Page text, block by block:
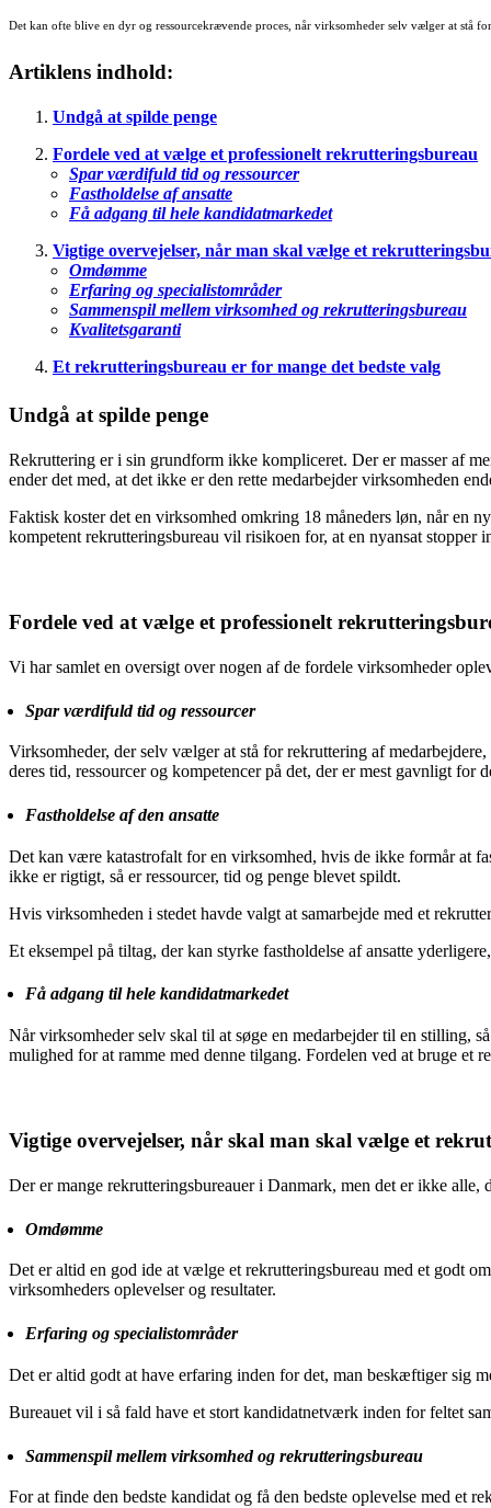
Det kan ofte blive en dyr og ressourcekrævende proces, når virksomheder selv vælger at stå
Artiklens indhold:
Undgå at spilde penge
Fordele ved at vælge et professionelt rekrutteringsbureau
Spar værdifuld tid og ressourcer
Fastholdelse af ansatte
Få adgang til hele kandidatmarkedet
Vigtige overvejelser, når man skal vælge et
Omdømme
Erfaring og specialistområder
Sammenspil mellem virksomhed og rekrutteringsbureau
Kvalitetsgaranti
Et rekrutteringsbureau er for mange det bedste valg
Undgå at spilde penge
Rekruttering er i sin grundform ikke kompliceret. Der er masser af
ender det med, at det ikke er den rette medarbejder virksomheden
Faktisk koster det en virksomhed omkring 18 måneders løn, når en
kompetent rekrutteringsbureau vil risikoen for, at en nyansat
Fordele ved at vælge et professionelt
Vi har samlet en oversigt over nogen af de fordele virksomheder
Spar værdifuld tid og ressourcer
Virksomheder, der selv vælger at stå for rekruttering af
deres tid, ressourcer og kompetencer på det, der er mest gavnligt for
Fastholdelse af den ansatte
Det kan være katastrofalt for en virksomhed, hvis de ikke formår at
ikke er rigtigt, så er ressourcer, tid og penge blevet spildt.
Hvis virksomheden i stedet havde valgt at samarbejde med et
Et eksempel på tiltag, der kan styrke fastholdelse af ansatte
Få adgang til hele kandidatmarkedet
Når virksomheder selv skal til at søge en medarbejder til en stilling,
mulighed for at ramme med denne tilgang. Fordelen ved at bruge et
Vigtige overvejelser, når skal man skal vælge et
Der er mange rekrutteringsbureauer i Danmark, men det er ikke
Omdømme
Det er altid en god ide at vælge et rekrutteringsbureau med et godt
virksomheders oplevelser og resultater.
Erfaring og specialistområder
Det er altid godt at have erfaring inden for det, man beskæftiger sig
Bureauet vil i så fald have et stort kandidatnetværk inden for feltet
Sammenspil mellem virksomhed og rekrutteringsbureau
For at finde den bedste kandidat og få den bedste oplevelse med et